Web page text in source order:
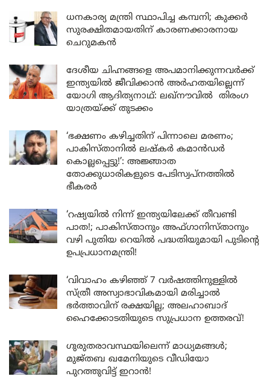
ധനകാര്യ മന്ത്രി സ്ഥാപിച്ച കമ്പനി; കുക്കർ
സുരക്ഷിതമായതിന് കാരണക്കാരനായ
ചെറുമകൻ
ദേശീയ ചിഹ്നങ്ങളെ അപമാനിക്കുന്നവർക്ക്
ഇന്ത്യയിൽ ജീവിക്കാൻ അർഹതയില്ലെന്ന്
യോഗി ആദിത്യനാഥ്: ലഖ്‌നൗവിൽ തിരംഗ
യാത്രയ്ക്ക് തുടക്കം
‘ഭക്ഷണം കഴിച്ചതിന് പിന്നാലെ മരണം;
പാകിസ്താനിൽ ലഷ്കർ കമാൻഡർ
കൊല്ലപ്പെട്ടു!’: അജ്ഞാത
തോക്കുധാരികളുടെ പേടിസ്വപ്നത്തിൽ
ഭീകരർ
‘റഷ്യയിൽ നിന്ന് ഇന്ത്യയിലേക്ക് തീവണ്ടി
പാത!; പാകിസ്താനും അഫ്ഗാനിസ്താനും
വഴി പുതിയ റെയിൽ പദ്ധതിയുമായി പുടിന്റെ
ഉപപ്രധാനമന്ത്രി!
‘വിവാഹം കഴിഞ്ഞ് 7 വർഷത്തിനുള്ളിൽ
സ്ത്രീ അസ്വാഭാവികമായി മരിച്ചാൽ
ഭർത്താവിന് രക്ഷയില്ല; അലഹാബാദ്
ഹൈക്കോടതിയുടെ സുപ്രധാന ഉത്തരവ്!
ഗുരുതരാവസ്ഥയിലെന്ന് മാധ്യമങ്ങൾ;
മുജ്തബ ഖമേനിയുടെ വീഡിയോ
പുറത്തുവിട്ട് ഇറാൻ!